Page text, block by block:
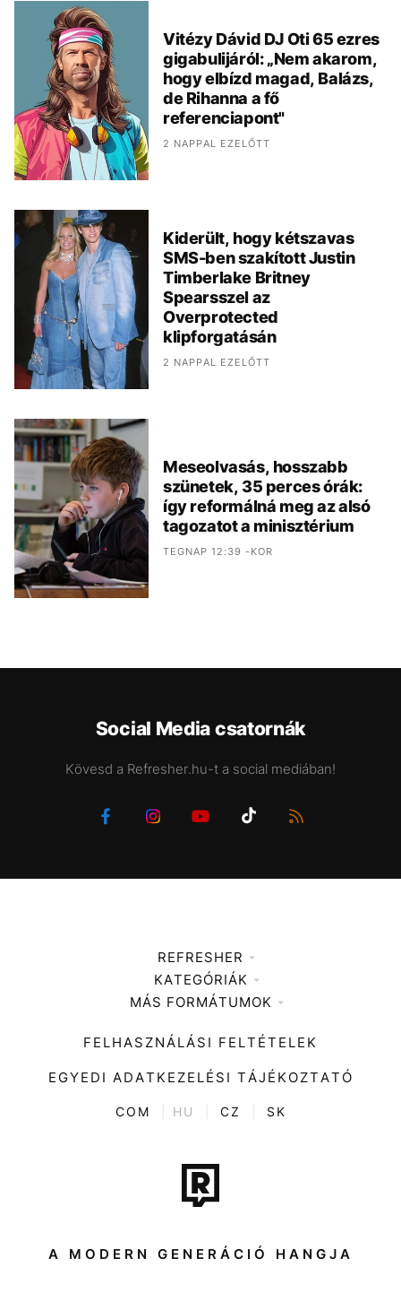
Vitézy Dávid DJ Oti 65 ezres
gigabulijáról: „Nem akarom,
hogy elbízd magad, Balázs,
de Rihanna a fő
referenciapont"
2 NAPPAL EZELŐTT
Kiderült, hogy kétszavas
SMS-ben szakított Justin
Timberlake Britney
Spearsszel az
Overprotected
klipforgatásán
2 NAPPAL EZELŐTT
Meseolvasás, hosszabb
szünetek, 35 perces órák:
így reformálná meg az alsó
tagozatot a minisztérium
TEGNAP 12:39 -KOR
Social Media csatornák
Kövesd a Refresher.hu-t a social mediában!
REFRESHER
Médiaajánlat
KATEGÓRIÁK
Zene
Divat
Kultúra
ENTR
Tech-Tudomány
Sport
Társadalom
MÁS FORMÁTUMOK
FELHASZNÁLÁSI FELTÉTELEK
EGYEDI ADATKEZELÉSI TÁJÉKOZTATÓ
COM HU CZ SK
A MODERN GENERÁCIÓ HANGJA